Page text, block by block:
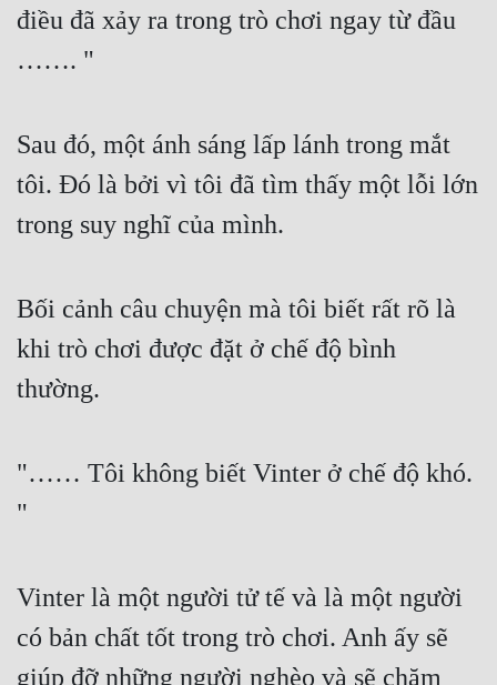
điều đã xảy ra trong trò chơi ngay từ đầu
……. "
Sau đó, một ánh sáng lấp lánh trong mắt
tôi. Đó là bởi vì tôi đã tìm thấy một lỗi lớn
trong suy nghĩ của mình.
Bối cảnh câu chuyện mà tôi biết rất rõ là
khi trò chơi được đặt ở chế độ bình
thường.
"…… Tôi không biết Vinter ở chế độ khó.
"
Vinter là một người tử tế và là một người
có bản chất tốt trong trò chơi. Anh ấy sẽ
giúp đỡ những người nghèo và sẽ chăm